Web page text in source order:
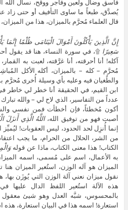
فاسق وضال ولعين وفاجر ووقح، نسأل الله
يُصدَّق، طبعاً ما ساوى التأفيف أو حتى زاد
قال العلماء مُحرَّم بالميزان، هذا من
إِنَّ الَّذِينَ يَأْكُلُونَ أَمْوَالَ الْيَتَامَى ظُلْمًا
سَعِيرًا۩، في سورة النساء، هنا قد يقول
آكله! أنا أحرقته، أنا غرَّقته، لعبت به
مُحرَّم – كله – بالميزان، أكله الأكل
والطُغيان فيه وعليه بأي وسيلة أُخرى مُحرَّم
ابن القيم، في الحقيقة أنا خطر لي خاطر
عدداً من التفاسير، الذي لاح لي – والله
أكون مُخطئاً، فإن أخطأت فمن نفسي
أصبت فهو من توفيق الله،اللَّهُ الَّذِي أَنزَلَ
إنما أُنزِل لحد الحدود، ليس العقوبات!
من الشر، الحلال من الحرام، ما يجب
الكتاب! هذا معنى الكتاب، ماذا عن قوله
به الأعمال، اسم على مُسمى، اسمه
الميزان هو آله الوزن، استُعير الميزان
نقول ميزان نعني آلة الوزن التي يُوزَن بها،
هذه الآلة استُعير اللفظ الدال عليها
بالمحسوس، شبَّه العدل وهو شيئ
استعارة! اسمه هذا في البيان استعارة، هذه